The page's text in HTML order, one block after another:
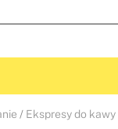
Ekspresy do kawy